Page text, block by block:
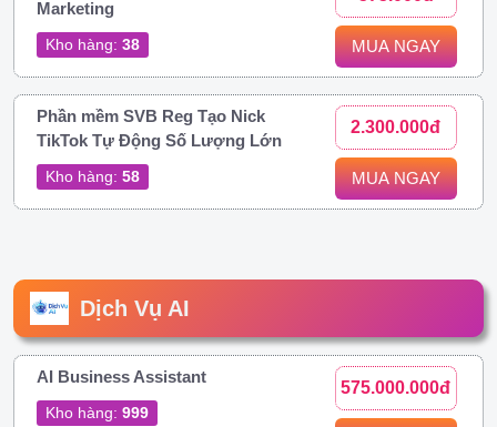
Marketing
Kho hàng: 38 MUA NGAY
Phần mềm SVB Reg Tạo Nick
TikTok Tự Động Số Lượng Lớn
Kho hàng: 58
2.300.000đ
MUA NGAY
Dịch Vụ AI
AI Business Assistant
Kho hàng: 999
575.000.000đ